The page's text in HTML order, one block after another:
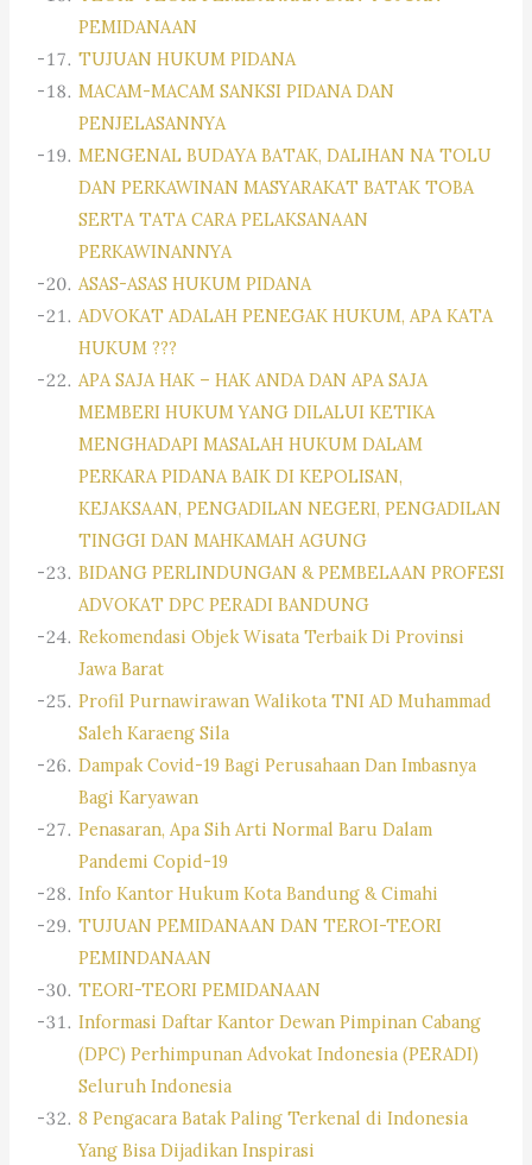
PEMIDANAAN
TUJUAN HUKUM PIDANA
MACAM-MACAM SANKSI PIDANA DAN
PENJELASANNYA
MENGENAL BUDAYA BATAK, DALIHAN NA TOLU
DAN PERKAWINAN MASYARAKAT BATAK TOBA
SERTA TATA CARA PELAKSANAAN
PERKAWINANNYA
ASAS-ASAS HUKUM PIDANA
ADVOKAT ADALAH PENEGAK HUKUM, APA KATA
HUKUM ???
APA SAJA HAK – HAK ANDA DAN APA SAJA
MEMBERI HUKUM YANG DILALUI KETIKA
MENGHADAPI MASALAH HUKUM DALAM
PERKARA PIDANA BAIK DI KEPOLISAN,
KEJAKSAAN, PENGADILAN NEGERI, PENGADILAN
TINGGI DAN MAHKAMAH AGUNG
BIDANG PERLINDUNGAN & PEMBELAAN PROFESI
ADVOKAT DPC PERADI BANDUNG
Rekomendasi Objek Wisata Terbaik Di Provinsi
Jawa Barat
Profil Purnawirawan Walikota TNI AD Muhammad
Saleh Karaeng Sila
Dampak Covid-19 Bagi Perusahaan Dan Imbasnya
Bagi Karyawan
Penasaran, Apa Sih Arti Normal Baru Dalam
Pandemi Copid-19
Info Kantor Hukum Kota Bandung & Cimahi
TUJUAN PEMIDANAAN DAN TEROI-TEORI
PEMINDANAAN
TEORI-TEORI PEMIDANAAN
Informasi Daftar Kantor Dewan Pimpinan Cabang
(DPC) Perhimpunan Advokat Indonesia (PERADI)
Seluruh Indonesia
8 Pengacara Batak Paling Terkenal di Indonesia
Yang Bisa Dijadikan Inspirasi